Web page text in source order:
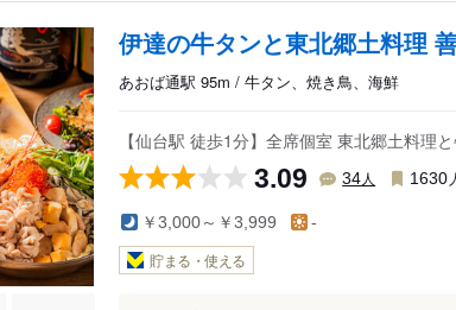
伊達の牛タンと東北郷土料理
あおば通駅 95m / 牛タン、焼き鳥、海鮮
【仙台駅 徒歩1分】全席個室 東北郷土料理
3.09 34人 1630
￥3,000～￥3,999 -
貯まる・使える